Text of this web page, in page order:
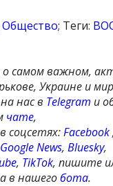
Общество; Теги:
самом важном,
Украине и
нас в Telegram и
чате,
соцсетях:Facebook
Google News,Bluesky,
, TikTok, пишите
в нашегобота.